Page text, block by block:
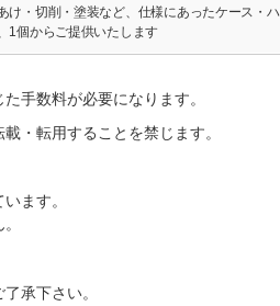
け・切削・塗装など、仕様にあったケース・
1個からご提供いたします
手数料が必要になります。
・転用することを禁じます。
ます。
承下さい。